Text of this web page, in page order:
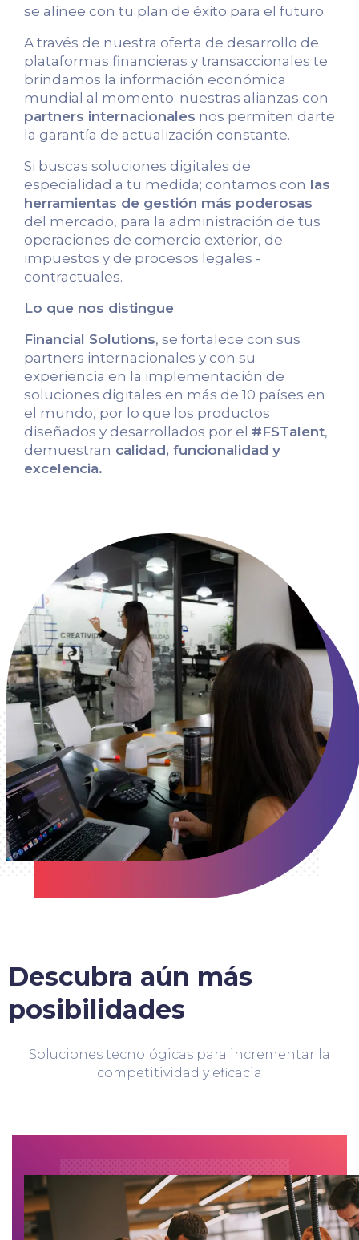
se alinee con tu plan de éxito para el futuro.
A través de nuestra oferta de desarrollo de
plataformas financieras y transaccionales te
brindamos la información económica
mundial al momento; nuestras alianzas con
partners internacionales nos permiten darte
la garantía de actualización constante.
Si buscas soluciones digitales de
especialidad a tu medida; contamos con las
herramientas de gestión más poderosas
del mercado, para la administración de tus
operaciones de comercio exterior, de
impuestos y de procesos legales -
contractuales.
Lo que nos distingue
Financial Solutions, se fortalece con sus
partners internacionales y con su
experiencia en la implementación de
soluciones digitales en más de 10 países en
el mundo, por lo que los productos
diseñados y desarrollados por el #FSTalent,
demuestran calidad, funcionalidad y
excelencia.
Descubra aún más
posibilidades
Soluciones tecnológicas para incrementar la
competitividad y eficacia